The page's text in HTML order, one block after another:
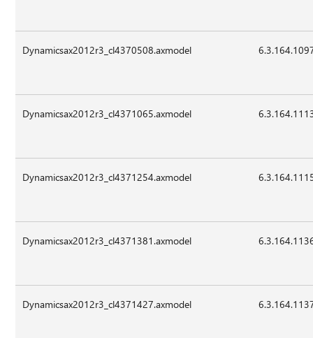
Dynamicsax2012r3_cl4370508.axmodel
Dynamicsax2012r3_cl4371065.axmodel
Dynamicsax2012r3_cl4371254.axmodel
Dynamicsax2012r3_cl4371381.axmodel
Dynamicsax2012r3_cl4371427.axmodel